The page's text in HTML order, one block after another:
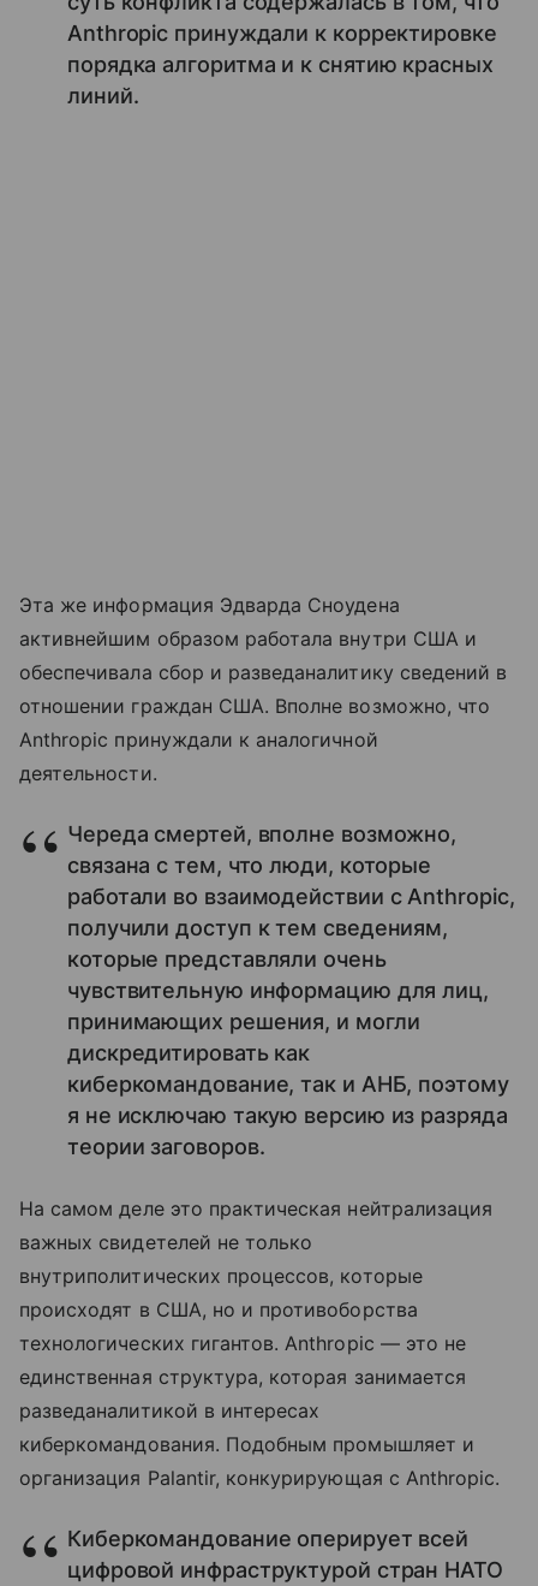
Anthropic принуждали к корректировке
порядка алгоритма и к снятию красных
линий.
Эта же информация Эдварда Сноудена
активнейшим образом работала внутри США и
обеспечивала сбор и разведаналитику сведений в
отношении граждан США. Вполне возможно, что
Anthropic принуждали к аналогичной
деятельности.
Череда смертей, вполне возможно,
связана с тем, что люди, которые
работали во взаимодействии с Anthropic,
получили доступ к тем сведениям,
которые представляли очень
чувствительную информацию для лиц,
принимающих решения, и могли
дискредитировать как
киберкомандование, так и АНБ, поэтому
я не исключаю такую версию из разряда
теории заговоров.
На самом деле это практическая нейтрализация
важных свидетелей не только
внутриполитических процессов, которые
происходят в США, но и противоборства
технологических гигантов. Anthropic — это не
единственная структура, которая занимается
разведаналитикой в интересах
киберкомандования. Подобным промышляет и
организация Palantir, конкурирующая с Anthropic.
Киберкомандование оперирует всей
цифровой инфраструктурой стран НАТО